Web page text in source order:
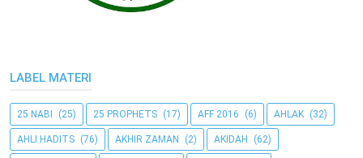
LABEL MATERI
25 NABI (25) 25 PROPHETS (17) AFF 2016 (6) AHLAK (32)
AHLI HADITS (76) AKHIR ZAMAN (2) AKIDAH (62)